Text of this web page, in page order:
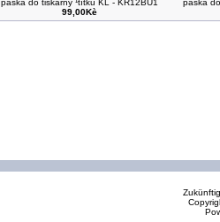
páska do tiskárny ¹títkù KL - KR12BU1
99,00Kè
páska